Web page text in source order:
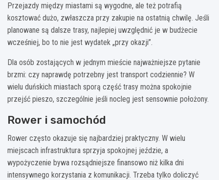
Przejazdy między miastami są wygodne, ale też potrafią
kosztować dużo, zwłaszcza przy zakupie na ostatnią chwilę. Jeśli
planowane są dalsze trasy, najlepiej uwzględnić je w budżecie
wcześniej, bo to nie jest wydatek „przy okazji”.
Dla osób zostających w jednym mieście najważniejsze pytanie
brzmi: czy naprawdę potrzebny jest transport codziennie? W
wielu duńskich miastach sporą część trasy można spokojnie
przejść pieszo, szczególnie jeśli nocleg jest sensownie położony.
Rower i samochód
Rower często okazuje się najbardziej praktyczny. W wielu
miejscach infrastruktura sprzyja spokojnej jeździe, a
wypożyczenie bywa rozsądniejsze finansowo niż kilka dni
intensywnego korzystania z komunikacji. Trzeba tylko doliczyć